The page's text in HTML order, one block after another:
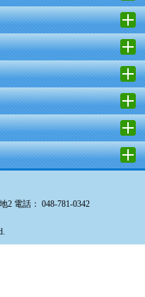
2 電話： 048-781-0342